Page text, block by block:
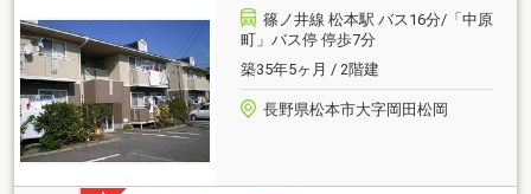
篠ノ井線 松本駅 バス16分/「中原
町」バス停 停歩7分
築35年5ヶ月 / 2階建
長野県松本市大字岡田松岡